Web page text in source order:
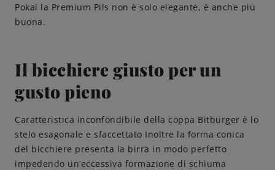
Come servire
Birreria di famiglia
Storia
Persone
Pokal la Premium Pils non è solo elegante, è anche più
buona.
Il bicchiere giusto per un
gusto pieno
Caratteristica inconfondibile della coppa Bitburger è lo
stelo esagonale e sfaccettato Inoltre la forma conica
del bicchiere presenta la birra in modo perfetto
impedendo un’eccessiva formazione di schiuma